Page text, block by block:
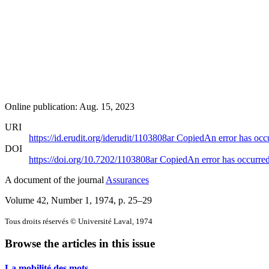
Online publication: Aug. 15, 2023
URI
https://id.erudit.org/iderudit/1103808arCopiedAn error has
DOI
https://doi.org/10.7202/1103808arCopiedAn error has occurred
A document of the journal Assurances
Volume 42, Number 1, 1974, p. 25–29
Tous droits réservés © Université Laval, 1974
Browse the articles in this issue